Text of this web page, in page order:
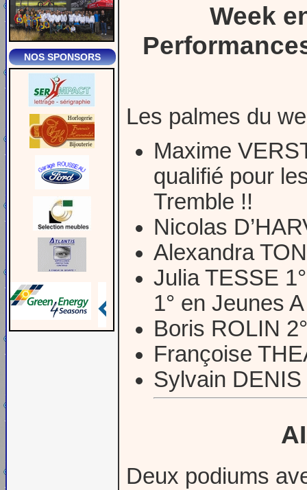
NOS SPONSORS
Week
Les palmes du
Maxime
qualifié pour
Tremble !!
Nicolas
Alexandra
Julia TESSE
1° en Jeunes
Boris ROLIN
Françoise
Sylvain DENIS
Deux podiums